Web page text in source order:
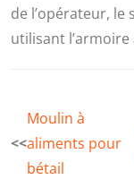
de l’opérateur,
utilisant
<<
Moulin à
aliments pour
bétail